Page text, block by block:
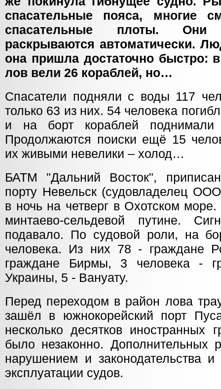
спасательные пояса, многие
спасательные плоты. Они
раскрываются автоматически.
она пришла достаточно быстро:
лов вели 26 кораблей, но…
Спасатели подняли с воды 117
только 63 из них. 54 человека
и на борт кораблей
Продолжаются поиски ещё 15
их живыми невелики – холод…
БАТМ "Дальний Восток",
порту Невельск (судовладелец
в ночь на четверг в Охотском
минтаево-сельдевой путине.
подавало. По судовой роли, на
человека. Из них 78 - граждане
граждане Бирмы, 3 человека -
Украины, 5 - Вануату.
Перед переходом в район лова
зашёл в южнокорейский порт
несколько десятков иностранных
было незаконно. Дополнительных
нарушением и законодательства и
эксплуатации судов.